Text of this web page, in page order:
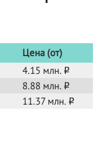
Цена (от)
4.15 млн. o
8.88 млн. o
11.37 млн. o